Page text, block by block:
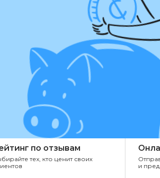
по отзывам
тех, кто ценит своих
и